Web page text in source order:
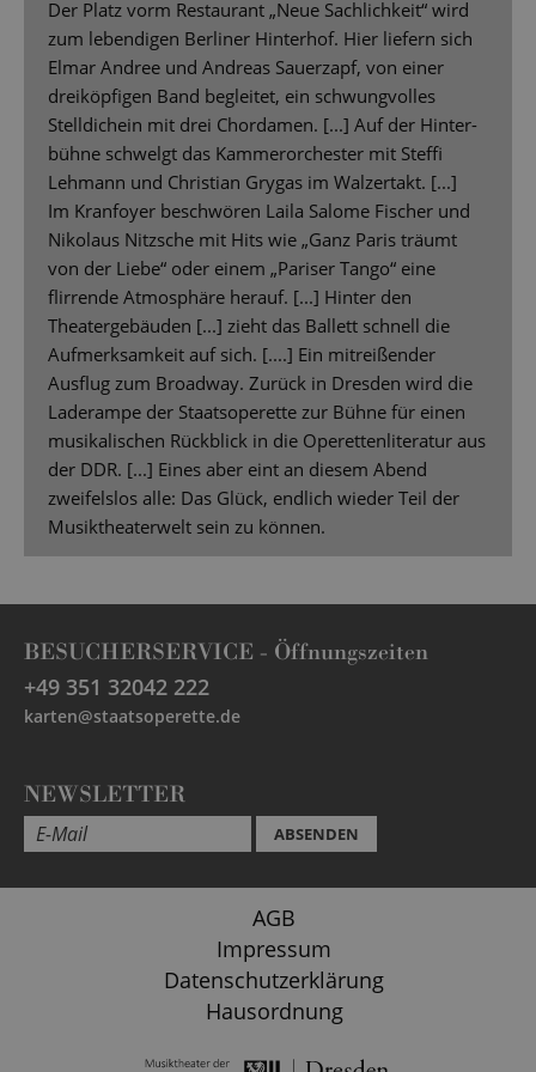
Der Platz vorm Restaurant „Neue Sachlichkeit“ wird
zum lebendigen Berliner Hinterhof. Hier liefern sich
Elmar Andree und Andreas Sauerzapf, von einer
dreiköpfigen Band begleitet, ein schwungvolles
Stelldichein mit drei Chordamen. [...] Auf der Hinter-
bühne schwelgt das Kammerorchester mit Steffi
Lehmann und Christian Grygas im Walzertakt. [...]
Im Kranfoyer beschwören Laila Salome Fischer und
Nikolaus Nitzsche mit Hits wie „Ganz Paris träumt
von der Liebe“ oder einem „Pariser Tango“ eine
flirrende Atmosphäre herauf. [...] Hinter den
Theatergebäuden [...] zieht das Ballett schnell die
Aufmerksamkeit auf sich. [....] Ein mitreißender
Ausflug zum Broadway. Zurück in Dresden wird die
Laderampe der Staatsoperette zur Bühne für einen
musikalischen Rückblick in die Operettenliteratur aus
der DDR. [...] Eines aber eint an diesem Abend
zweifelslos alle: Das Glück, endlich wieder Teil der
Musiktheaterwelt sein zu können.
BESUCHERSERVICE - Öffnungszeiten
+49 351 32042 222
karten@staatsoperette.de
NEWSLETTER
ABSENDEN
AGB
Impressum
Datenschutzerklärung
Hausordnung